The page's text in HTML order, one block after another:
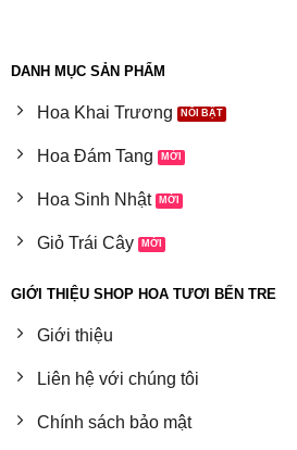
DANH MỤC SẢN PHẨM
Hoa Khai Trương
Hoa Đám Tang
Hoa Sinh Nhật
Giỏ Trái Cây
GIỚI THIỆU SHOP HOA TƯƠI BẾN TRE
Giới thiệu
Liên hệ với chúng tôi
Chính sách bảo mật